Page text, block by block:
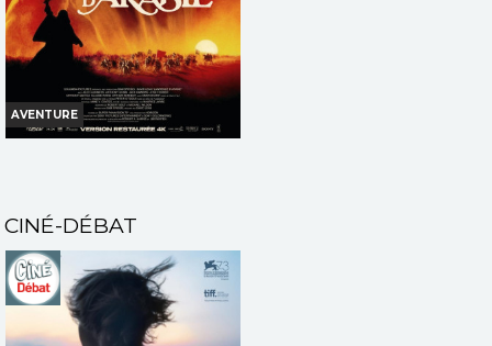
AVERT. TOUT PUBLIC
VF
AVENTURE
Réservation
TOUT PUBLIC
CINÉ-DÉBAT